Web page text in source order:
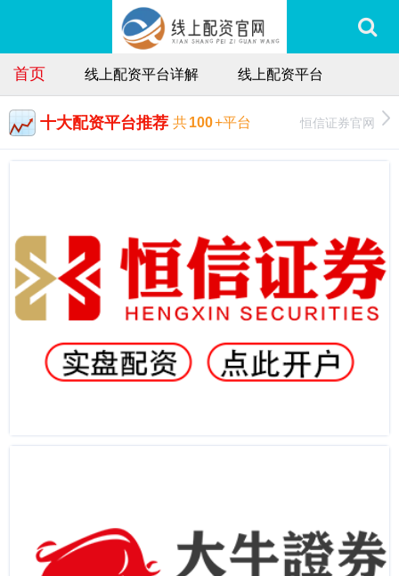
首页 线上配资平台详解 线上配资平台
十大配资平台推荐 共100+平台 恒信证券官网